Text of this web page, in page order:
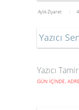
Aylık Ziyaret :
Yazıcı
Yazıcı
GÜN İÇİNDE,